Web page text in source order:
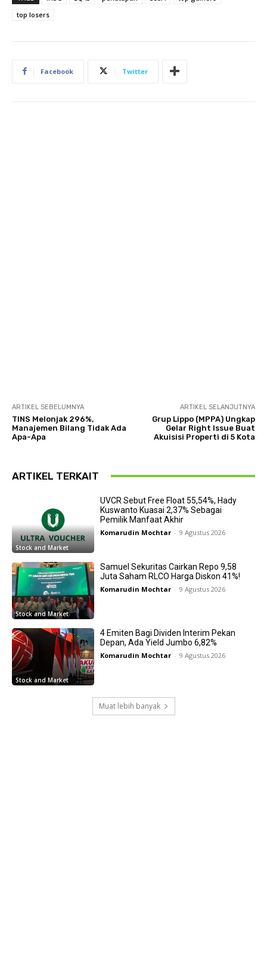
top losers
Facebook Twitter
ARTIKEL SEBELUMNYA
TINS Melonjak 296%,
Manajemen Bilang Tidak Ada
Apa-Apa
ARTIKEL SELANJUTNYA
Grup Lippo (MPPA) Ungkap
Gelar Right Issue Buat
Akuisisi Properti di 5 Kota
ARTIKEL TERKAIT
Stock and Market
UVCR Sebut Free Float 55,54%, Hady
Kuswanto Kuasai 2,37% Sebagai
Pemilik Manfaat Akhir
Komarudin Mochtar - 9 Agustus 2026
Stock and Market
Samuel Sekuritas Cairkan Repo 9,58
Juta Saham RLCO Harga Diskon 41%!
Komarudin Mochtar - 9 Agustus 2026
Stock and Market
4 Emiten Bagi Dividen Interim Pekan
Depan, Ada Yield Jumbo 6,82%
Komarudin Mochtar - 9 Agustus 2026
Muat lebih banyak